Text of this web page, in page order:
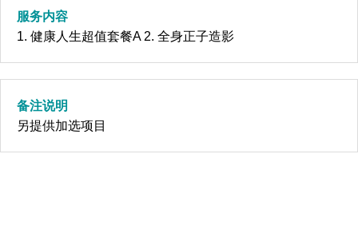
服务内容
1. 健康人生超值套餐A 2. 全身正子造影
备注说明
另提供加选项目